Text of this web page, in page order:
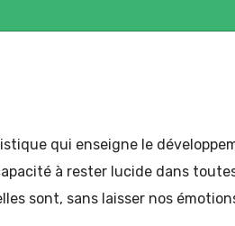
qui enseigne le
à rester lucide dans
sont, sans laisser nos